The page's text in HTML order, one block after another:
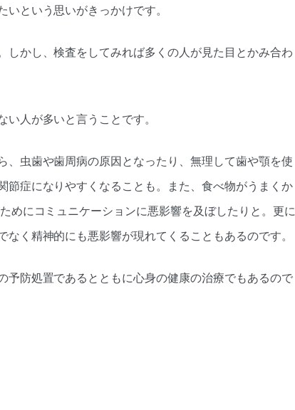
という思いがきっかけです。
かし、検査をしてみれば多くの人が見た目とかみ合わ
人が多いと言うことです。
虫歯や歯周病の原因となったり、無理して歯や顎を使
節症になりやすくなることも。また、食べ物がうまくか
めにコミュニケーションに悪影響を及ぼしたりと。更に
く精神的にも悪影響が現れてくることもあるのです。
防処置であるとともに心身の健康の治療でもあるので